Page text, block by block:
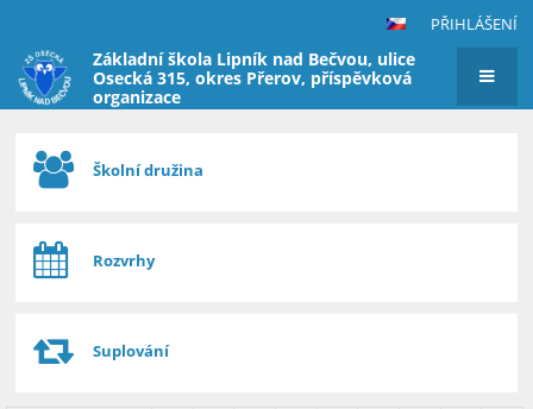
PŘIHLÁŠENÍ
Základní škola Lipník nad Bečvou, ulice
Osecká 315, okres Přerov, příspěvková
organizace
Hlavní
stránkaŠkolní družina
Rozvrhy
Suplování